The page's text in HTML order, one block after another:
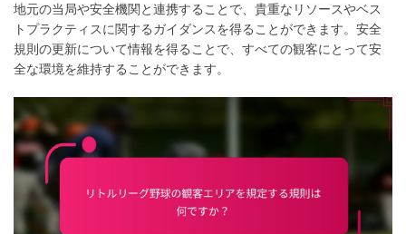
地元の当局や安全機関と連携することで、貴重なリソースやベス
トプラクティスに関するガイダンスを得ることができます。安全
規則の更新について情報を得ることで、すべての観客にとって安
全な環境を維持することができます。